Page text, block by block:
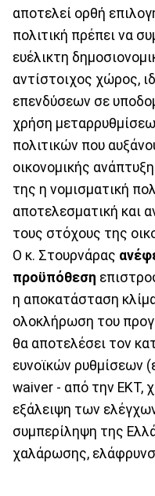
αποτελεί ορθή
πολιτική πρέπει να
ευέλικτη
αντίστοιχος χώρος,
επενδύσεων σε
χρήση
πολιτικών που
οικονομικής
της η νομισματική
αποτελεσματική και
τους στόχους της
Ο κ. Στουρνάρας
προϋπόθεση
η αποκατάσταση
ολοκλήρωση του
θα αποτελέσει τον
ευνοϊκών ρυθμίσεων
waiver - από την ΕΚΤ,
εξάλειψη των
συμπερίληψη της
χαλάρωσης,